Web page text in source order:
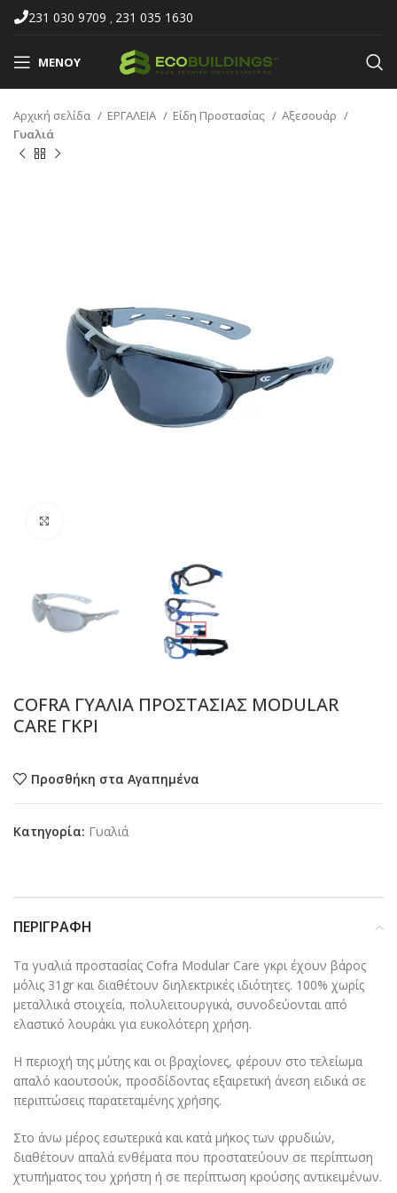
231 030 9709 , 231 035 1630
ΜΕΝΟΎ
Αρχική σελίδα ΕΡΓΑΛΕΙΑ Είδη Προστασίας
Αξεσουάρ
Γυαλιά
COFRA ΓΥΑΛΙΑ ΠΡΟΣΤΑΣΙΑΣ MODULAR
CARE ΓΚΡΙ
Προσθήκη στα Αγαπημένα
Κατηγορία: Γυαλιά
ΠΕΡΙΓΡΑΦΉ
Τα γυαλιά προστασίας Cofra Modular Care γκρι έχουν βάρος
μόλις 31gr και διαθέτουν διηλεκτρικές ιδιότητες. 100% χωρίς
μεταλλικά στοιχεία, πολυλειτουργικά, συνοδεύονται από
ελαστικό λουράκι για ευκολότερη χρήση.
Η περιοχή της μύτης και οι βραχίονες, φέρουν στο τελείωμα
απαλό καουτσούκ, προσδίδοντας εξαιρετική άνεση ειδικά σε
περιπτώσεις παρατεταμένης χρήσης.
Στο άνω μέρος εσωτερικά και κατά μήκος των φρυδιών,
διαθέτουν απαλά ενθέματα που προστατεύουν σε περίπτωση
χτυπήματος του χρήστη ή σε περίπτωση κρούσης αντικειμένων.